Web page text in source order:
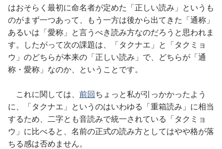
はおそらく最初に命名者が定めた「正しい読み」というも
のがまず一つあって、もう一方は後から出てきた「通称」
あるいは「愛称」と言うべき読み方なのだろうと思われま
す。したがって次の課題は、「タクナエ」と「タクミョ
ウ」のどちらが本来の「正しい読み」で、どちらが「通
称・愛称」なのか、ということです。
これに関しては、 前回 ちょっと私が引っかかったよう
に、「タクナエ」というのはいわゆる「重箱読み」に相当
するため、二字とも音読みで統一されている「タクミョ
ウ」に比べると、名前の正式の読み方としてはやや格が落
ちる感は否めません。